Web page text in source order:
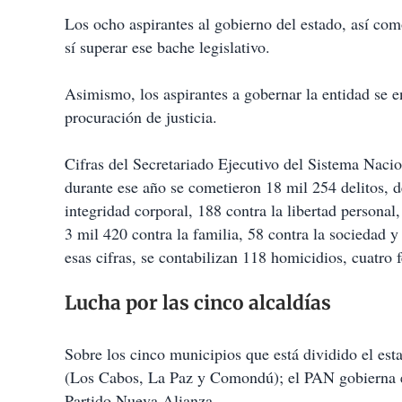
Los ocho aspirantes al gobierno del estado, así
sí superar ese bache legislativo.
Asimismo, los aspirantes a gobernar la entidad se
procuración de justicia.
Cifras del Secretariado Ejecutivo del Sistema
durante ese año se cometieron 18 mil 254
integridad corporal, 188 contra la libertad
3 mil 420 contra la familia, 58 contra la sociedad
esas cifras, se contabilizan 118 homicidios, cuatro
Lucha por las cinco alcaldías
Sobre los cinco municipios que está dividido el
(Los Cabos, La Paz y Comondú); el PAN